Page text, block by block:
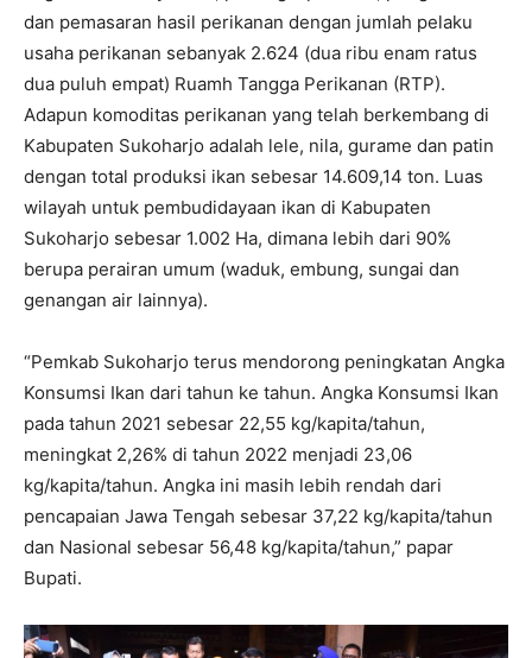
dan pemasaran hasil perikanan dengan jumlah pelaku
usaha perikanan sebanyak 2.624 (dua ribu enam ratus
dua puluh empat) Ruamh Tangga Perikanan (RTP).
Adapun komoditas perikanan yang telah berkembang di
Kabupaten Sukoharjo adalah lele, nila, gurame dan patin
dengan total produksi ikan sebesar 14.609,14 ton. Luas
wilayah untuk pembudidayaan ikan di Kabupaten
Sukoharjo sebesar 1.002 Ha, dimana lebih dari 90%
berupa perairan umum (waduk, embung, sungai dan
genangan air lainnya).
“Pemkab Sukoharjo terus mendorong peningkatan Angka
Konsumsi Ikan dari tahun ke tahun. Angka Konsumsi Ikan
pada tahun 2021 sebesar 22,55 kg/kapita/tahun,
meningkat 2,26% di tahun 2022 menjadi 23,06
kg/kapita/tahun. Angka ini masih lebih rendah dari
pencapaian Jawa Tengah sebesar 37,22 kg/kapita/tahun
dan Nasional sebesar 56,48 kg/kapita/tahun,” papar
Bupati.